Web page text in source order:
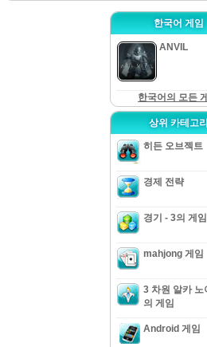
한국어 게임
ANVIL
한국어의 모든
상위 카테고리
히든 오브젝트
경제 전략
경기 - 3의 게임
mahjong 게임
3 차원 알카 노
의 게임
Android 게임